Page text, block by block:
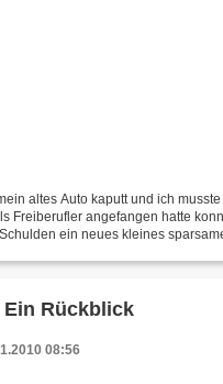
altes Auto kaputt und ich
Freiberufler angefangen hatte
ein neues kleines
Ein Rückblick
08:56